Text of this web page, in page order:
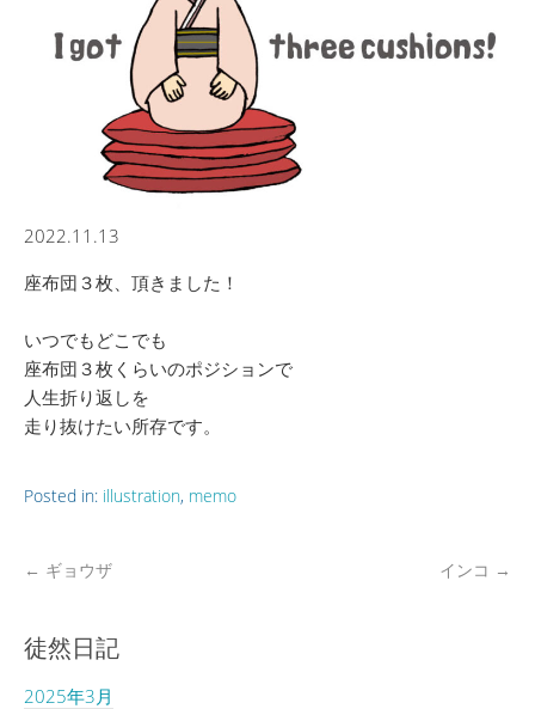
2022.11.13
座布団３枚、頂きました！
いつでもどこでも
座布団３枚くらいのポジションで
人生折り返しを
走り抜けたい所存です。
Posted in: illustration, memo
← ギョウザ インコ →
徒然日記
2025年3月